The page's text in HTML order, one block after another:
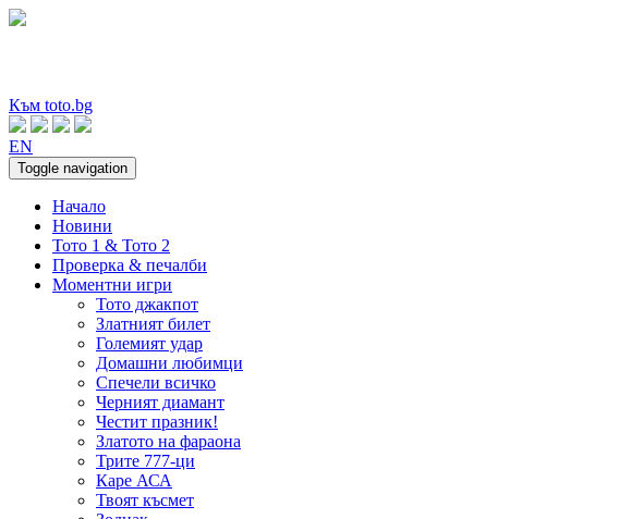
Към toto.bg
EN
Toggle navigation
Начало
Новини
Тото 1 & Тото 2
Проверка & печалби
Моментни игри
Тото джакпот
Златният билет
Големият удар
Домашни любимци
Спечели всичко
Черният диамант
Честит празник!
Златото на фараона
Трите 777-ци
Каре АСА
Твоят късмет